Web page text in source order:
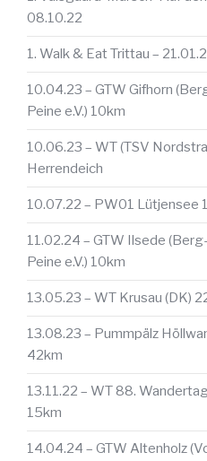
08.10.22
1. Walk & Eat Trittau –
10.04.23 – GTW Gifhorn
Peine e.V.) 10km
10.06.23 – WT (TSV
Herrendeich
10.07.22 – PW01 Lütjensee
11.02.24 – GTW Ilsede
Peine e.V.) 10km
13.05.23 – WT Krusau (DK)
13.08.23 – Pummpälz
42km
13.11.22 – WT 88.
15km
14.04.24 – GTW Altenholz